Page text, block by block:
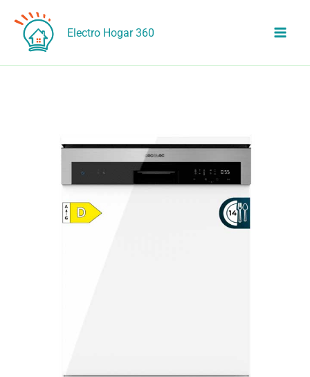
contenido
Electro Hogar 360